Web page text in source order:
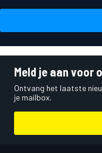
Meld je aan voor
Ontvang het laatste
je mailbox.